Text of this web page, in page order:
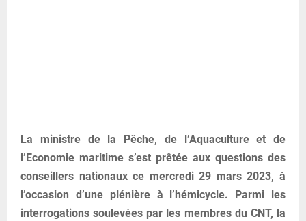
La ministre de la Pêche, de l’Aquaculture et de
l’Economie maritime s’est prêtée aux questions des
conseillers nationaux ce mercredi 29 mars 2023, à
l’occasion d’une plénière à l’hémicycle. Parmi les
interrogations soulevées par les membres du CNT, la